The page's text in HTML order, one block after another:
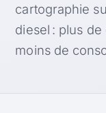
cartographie
diesel : plus
moins de